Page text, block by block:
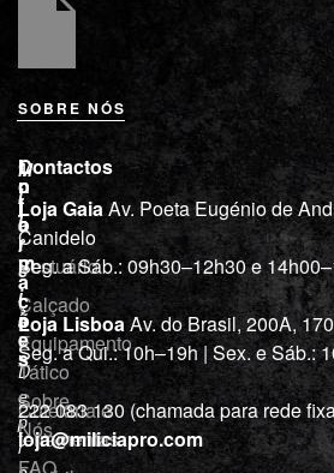
SOBRE NÓS
M
i
l
í
c
i
a
“
D
e
p
r
L
o
j
a
Vestuário
Calçado
Equipamento
Tático
Cutelaria e
ferramentas
I
n
f
o
r
m
a
ç
õ
e
s
Sobre
Nós
Contactos
Loja GaiaAv. Poeta Eugénio de
Canidelo
Seg. a Sáb.: 09h30–12h30 e
Loja LisboaAv. do Brasil, 200A,
Seg. a Qui.: 10h–19h | Sex. e Sáb.:
222 083 130 (chamada para rede
loja@miliciapro.com